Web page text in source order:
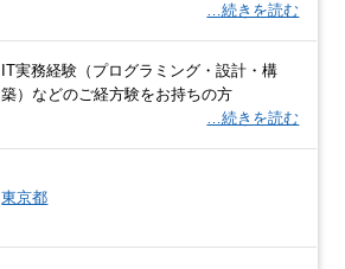
…続きを読む
IT実務経験（プログラミング・設計・構
築）などのご経方験をお持ちの方
…続きを読む
東京都